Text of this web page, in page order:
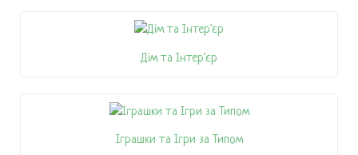
Дім та Інтер'єр
Іграшки та Ігри за Типом